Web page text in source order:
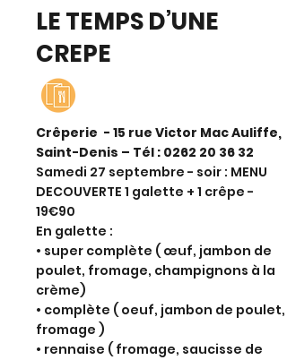
LE TEMPS D’UNE
CREPE
Crêperie - 15 rue Victor Mac Auliffe,
Saint-Denis – Tél : 0262 20 36 32
Samedi 27 septembre - soir : MENU
DECOUVERTE 1 galette + 1 crêpe -
19€90
En galette :
•⁠ ⁠super complète ( œuf, jambon de
poulet, fromage, champignons à la
crème)
•⁠ ⁠⁠complète ( oeuf, jambon de poulet,
fromage )
•⁠ ⁠⁠rennaise ( fromage, saucisse de